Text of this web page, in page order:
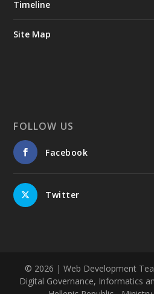
Timeline
Site Map
FOLLOW US
Facebook
Twitter
© 2026 | Web Development
Digital Governance, Informatics